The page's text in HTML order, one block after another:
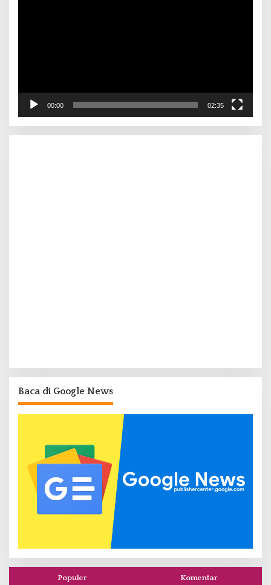
00:00 02:35
Baca di Google News
Populer Komentar